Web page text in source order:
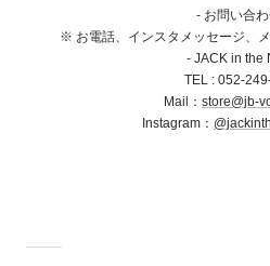
- お問い合
※ お電話、インスタメッセージ、
- JACK in the
TEL : 052-
Mail ： store@jb-
Instagram：